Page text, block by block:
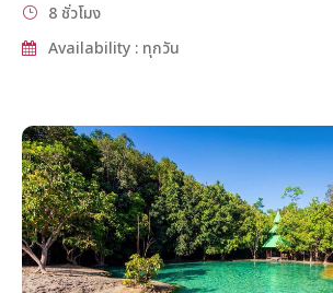
8 ชั่วโมง
Availability : ทุกวัน